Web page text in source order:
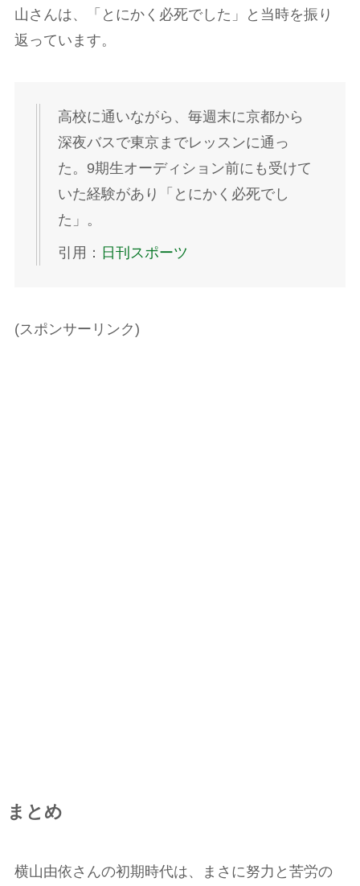
山さんは、「とにかく必死でした」と当時を振り
返っています。
高校に通いながら、毎週末に京都から
深夜バスで東京までレッスンに通っ
た。9期生オーディション前にも受けて
いた経験があり「とにかく必死でし
た」。
引用： 日刊スポーツ
(スポンサーリンク)
まとめ
横山由依さんの初期時代は、まさに努力と苦労の